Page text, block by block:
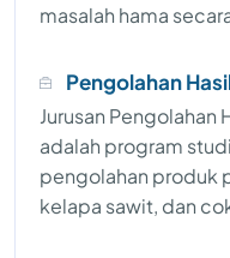
masalah hama
Pengolahan
Jurusan Pengolahan
adalah program
pengolahan produk
kelapa sawit, dan